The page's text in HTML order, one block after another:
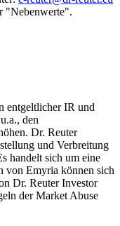
"Nebenwerte".
entgeltlicher IR und
den
Dr. Reuter
und Verbreitung
handelt sich um eine
von Emyria können sich
Dr. Reuter Investor
der Market Abuse